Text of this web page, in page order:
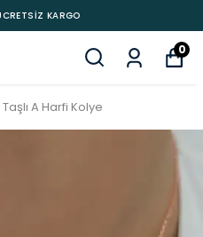
KARGO
0
A Harfi Kolye